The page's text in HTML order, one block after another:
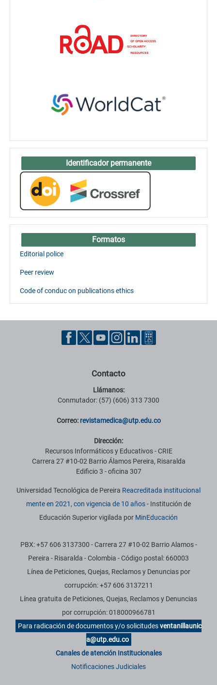
Identificador permanente
Formatos
Editorial police
Peer review
Code of conduc on publications ethics
Contacto
Llámanos:
Conmutador: (57) (606) 313 7300
Correo: revistamedica@utp.edu.co
Dirección:
Recursos Informáticos y Educativos - CRIE
Carrera 27 #10-02 Barrio Álamos Pereira, Risaralda
Edificio 3 - oficina 307
Universidad Tecnológica de Pereira Reacreditada institucional
mente en 2021, con vigencia de 10 años- Institución de
Educación Superior vigilada por MinEducación
PBX: +57 606 3137300 - Carrera 27 #10-02 Barrio Alamos -
Pereira - Risaralda - Colombia - Código postal: 660003
Línea de Peticiones, Quejas, Reclamos y Denuncias por
corrupción: +57 606 3137211
Línea gratuita de Peticiones, Quejas, Reclamos y Denuncias
por corrupción: 018000966781
Para radicación de documentos y/o solicitudesventanillaunic
a@utp.edu.co
Canales de atención Institucionales
Notificaciones Judiciales